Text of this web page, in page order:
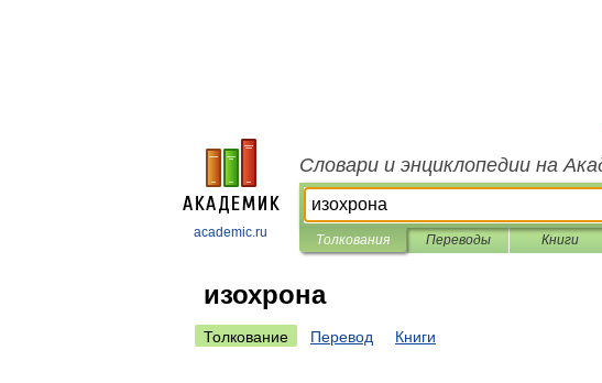
academic.ru
Словари и энциклопедии на
Толкования Переводы Книги
изохрона
Толкование Перевод Книги